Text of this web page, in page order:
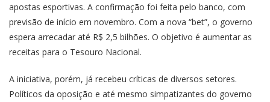
apostas esportivas. A confirmação foi feita pelo banco, com
previsão de início em novembro. Com a nova “bet”, o governo
espera arrecadar até R$ 2,5 bilhões. O objetivo é aumentar as
receitas para o Tesouro Nacional.
A iniciativa, porém, já recebeu críticas de diversos setores.
Políticos da oposição e até mesmo simpatizantes do governo